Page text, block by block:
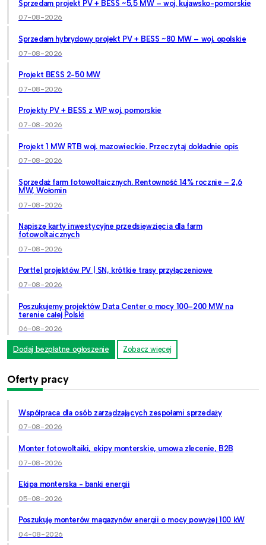
Sprzedam projekt PV + BESS ~5,5 MW – woj. kujawsko-pomorskie
07-08-2026
Sprzedam hybrydowy projekt PV + BESS ~80 MW – woj. opolskie
07-08-2026
Projekt BESS 2-50 MW
07-08-2026
Projekty PV + BESS z WP woj. pomorskie
07-08-2026
Projekt 1 MW RTB woj. mazowieckie. Przeczytaj dokładnie opis
07-08-2026
Sprzedaż farm fotowoltaicznych. Rentowność 14% rocznie – 2,6
MW, Wołomin
07-08-2026
Napiszę karty inwestycyjne przedsięwzięcia dla farm
fotowoltaicznych
07-08-2026
Portfel projektów PV | SN, krótkie trasy przyłączeniowe
07-08-2026
Poszukujemy projektów Data Center o mocy 100–200 MW na
terenie całej Polski
06-08-2026
Dodaj bezpłatne ogłoszenie Zobacz więcej
Oferty pracy
Współpraca dla osób zarządzających zespołami sprzedaży
07-08-2026
Monter fotowoltaiki, ekipy monterskie, umowa zlecenie, B2B
07-08-2026
Ekipa monterska - banki energii
05-08-2026
Poszukuję monterów magazynów energii o mocy powyżej 100 kW
04-08-2026